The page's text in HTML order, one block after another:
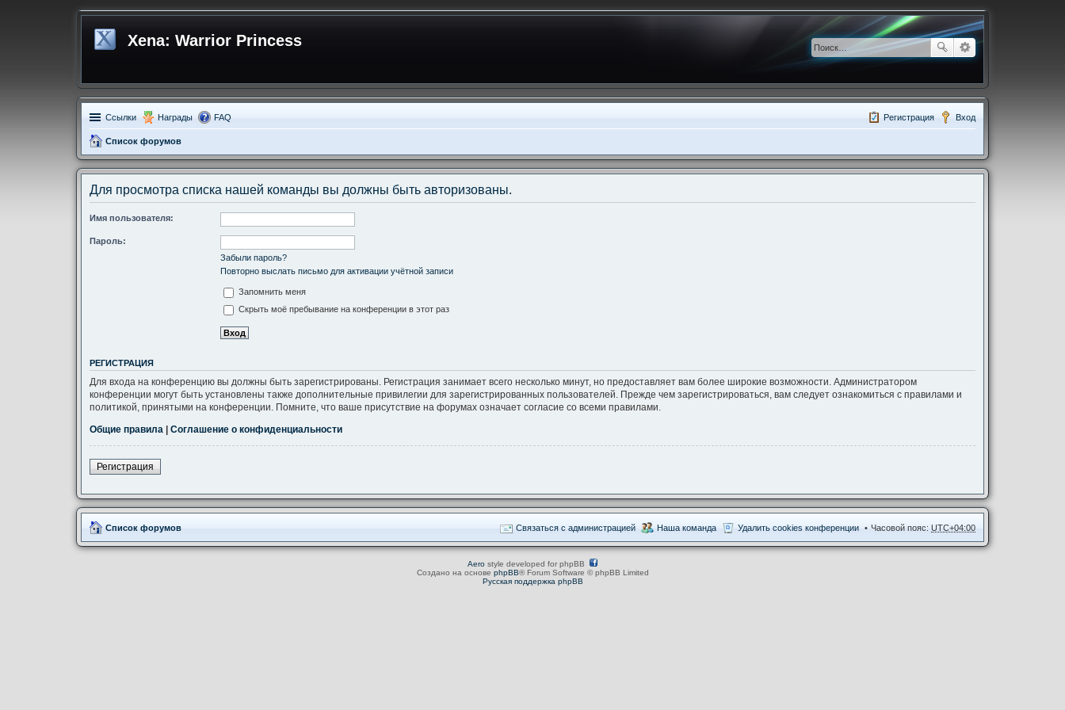
Xena: Warrior Princess
Ссылки Награды FAQ Вход
Регистрация
Список форумов
Для просмотра списка нашей команды вы должны быть авторизованы.
Имя пользователя:
Пароль:
Забыли пароль?
Повторно выслать письмо для активации учётной записи
Запомнить меня
Скрыть моё пребывание на конференции в этот раз
РЕГИСТРАЦИЯ
Для входа на конференцию вы должны быть зарегистрированы. Регистрация занимает всего несколько минут, но предоставляет вам более широкие возможности. Администратором
конференции могут быть установлены также дополнительные привилегии для зарегистрированных пользователей. Прежде чем зарегистрироваться, вам следует ознакомиться с правилами и
политикой, принятыми на конференции. Помните, что ваше присутствие на форумах означает согласие со всеми правилами.
Общие правила | Соглашение о конфиденциальности
Регистрация
Список форумов Часовой пояс: UTC+04:00
Удалить cookies конференции
Наша команда
Связаться с администрацией
Aero style developed for phpBB
Создано на основе phpBB® Forum Software © phpBB Limited
Русская поддержка phpBB